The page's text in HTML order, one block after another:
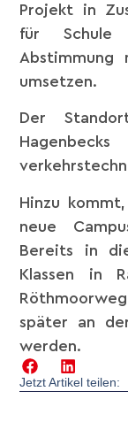
Projekt in
für Schule
Abstimmung
umsetzen.
Der
Hinzu
neue
Bereits in
Klassen in
später an
werden.
Jetzt Artikel teilen: